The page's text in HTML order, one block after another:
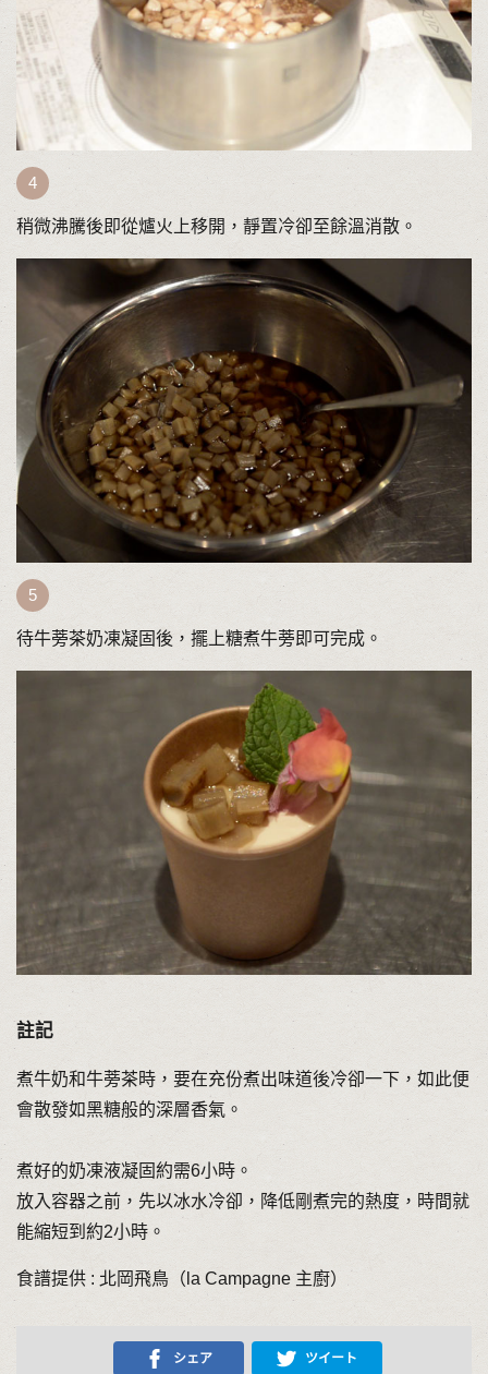
稍微沸騰後即從爐火上移開，靜置冷卻至餘溫消散。
待牛蒡茶奶凍凝固後，擺上糖煮牛蒡即可完成。
註記
煮牛奶和牛蒡茶時，要在充份煮出味道後冷卻一下，如此便
會散發如黑糖般的深層香氣。
煮好的奶凍液凝固約需6小時。
放入容器之前，先以冰水冷卻，降低剛煮完的熱度，時間就
能縮短到約2小時。
食譜提供 : 北岡飛鳥（la Campagne 主廚）
シェア ツイート